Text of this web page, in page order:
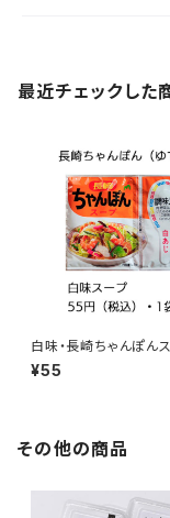
最近チェックした
白味・長崎ちゃんぽん
¥55
その他の商品